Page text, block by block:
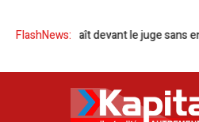
FlashNews:
comparaît devant le juge sans en